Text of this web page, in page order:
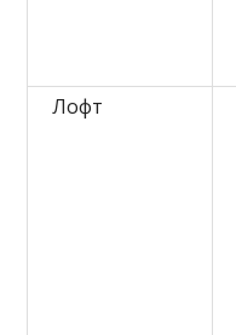
Лофт